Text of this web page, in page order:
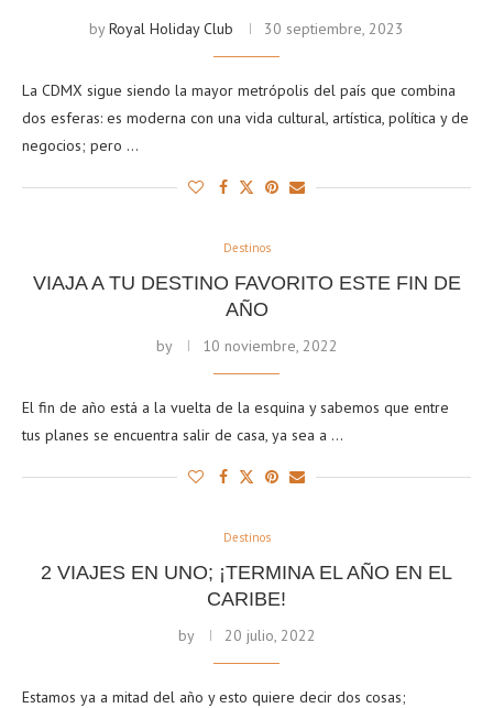
byRoyal Holiday Club 30 septiembre, 2023
La CDMX sigue siendo la mayor metrópolis del país que combina
dos esferas: es moderna con una vida cultural, artística, política y de
negocios; pero …
Destinos
VIAJA A TU DESTINO FAVORITO ESTE FIN DE
AÑO
by 10 noviembre, 2022
El fin de año está a la vuelta de la esquina y sabemos que entre
tus planes se encuentra salir de casa, ya sea a …
Destinos
2 VIAJES EN UNO; ¡TERMINA EL AÑO EN EL
CARIBE!
by 20 julio, 2022
Estamos ya a mitad del año y esto quiere decir dos cosas;